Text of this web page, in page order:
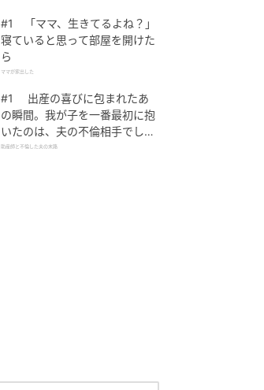
#1 「ママ、生きてるよね？」
寝ていると思って部屋を開けた
ら
ママが家出した
#1 出産の喜びに包まれたあ
の瞬間。我が子を一番最初に抱
いたのは、夫の不倫相手でし
た。
助産師と不倫した夫の末路